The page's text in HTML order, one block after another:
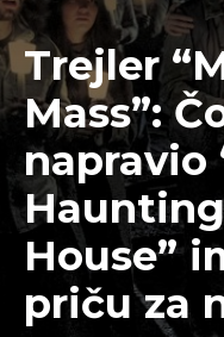
Trejler
Mass”:
napravio
House”
priču za